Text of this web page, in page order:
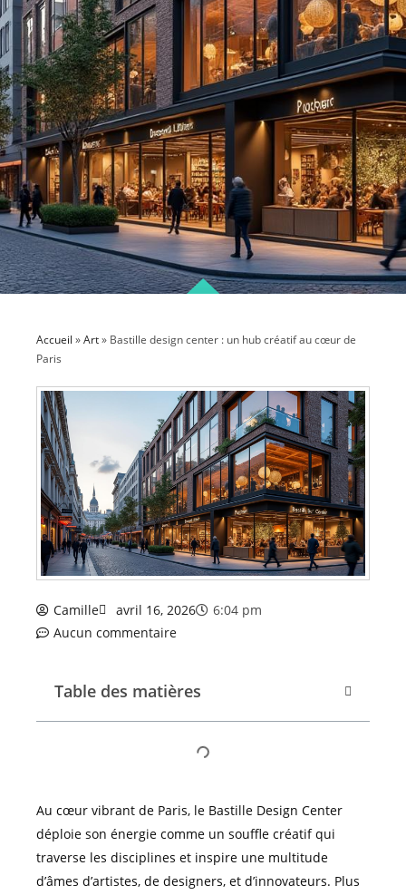
Accueil »Art» Bastille design center : un hub créatif au cœur de
Paris
Camille avril 16, 2026
6:04 pm
Aucun commentaire
Table des matières
Au cœur vibrant de Paris, le Bastille Design Center
déploie son énergie comme un souffle créatif qui
traverse les disciplines et inspire une multitude
d’âmes d’artistes, de designers, et d’innovateurs. Plus